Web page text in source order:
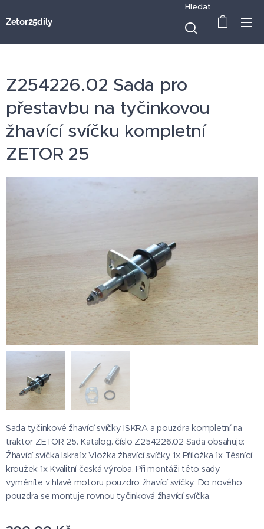
Zetor25díly
Hledat
Z254226.02 Sada pro
přestavbu na tyčinkovou
žhavící svíčku kompletní
ZETOR 25
Sada tyčinkové žhavící svíčky ISKRA a pouzdra kompletní na
traktor ZETOR 25. Katalog. číslo Z254226.02 Sada obsahuje:
Žhavící svíčka Iskra1x Vložka žhavící svíčky 1x Příložka 1x Těsnící
kroužek 1x Kvalitní česká výroba. Při montáži této sady
vyměníte v hlavě motoru pouzdro žhavící svíčky. Do nového
pouzdra se montuje rovnou tyčinková žhavící svíčka.